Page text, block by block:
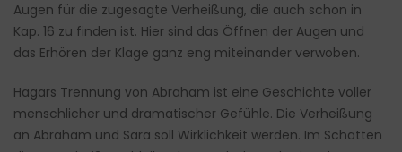
Augen für die zugesagte Verheißung, die auch schon in
Kap. 16 zu finden ist. Hier sind das Öffnen der Augen und
das Erhören der Klage ganz eng miteinander verwoben.
Hagars Trennung von Abraham ist eine Geschichte voller
menschlicher und dramatischer Gefühle. Die Verheißung
an Abraham und Sara soll Wirklichkeit werden. Im Schatten